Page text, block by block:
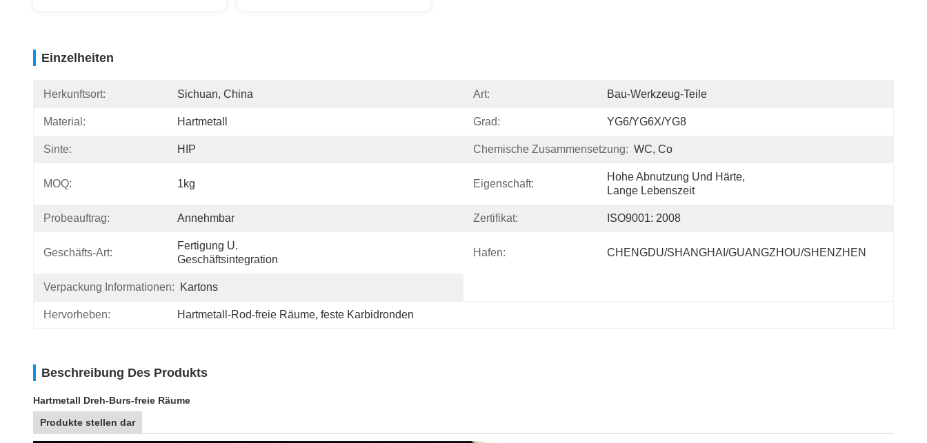
Einzelheiten
Herkunftsort: Sichuan, China Art: Bau-Werkzeug-Teile
Material: Hartmetall Grad: YG6/YG6X/YG8
Sinte: HIP Chemische Zusammensetzung: WC, Co
MOQ: 1kg Eigenschaft:
Hohe Abnutzung Und Härte,
Lange Lebenszeit
Probeauftrag: Annehmbar Zertifikat: ISO9001: 2008
Geschäfts-Art:
Fertigung U.
Geschäftsintegration
Hafen: CHENGDU/SHANGHAI/GUANGZHOU/SHENZHEN
Verpackung Informationen: Kartons
Hervorheben: Hartmetall-Rod-freie Räume, feste Karbidronden
Beschreibung Des Produkts
Hartmetall Dreh-Burs-freie Räume
Produkte stellen dar